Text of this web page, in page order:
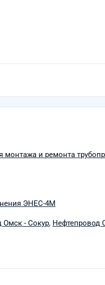
монтажа и ремонта
ЭНЕС-4М
Омск - Сокур, Нефтепровод